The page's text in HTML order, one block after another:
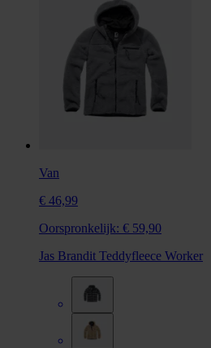
Van
€ 46,99
Oorspronkelijk: € 59,90
Jas Brandit Teddyfleece Worker